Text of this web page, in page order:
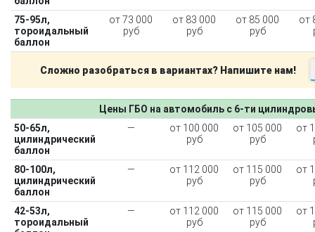
75-95л,
тороидальный
баллон
от 73 000
руб
от 83 000
руб
от 85 000
руб
от
Сложно разобраться в вариантах? Напишите нам!
Цены ГБО на автомобиль с 6-ти
50-65л,
цилиндрический
баллон
—
от 100 000
руб
от 105 000
руб
от
80-100л,
цилиндрический
баллон
—
от 112 000
руб
от 115 000
руб
от
42-53л,
тороидальный
—
от 112 000
руб
от 115 000
руб
от